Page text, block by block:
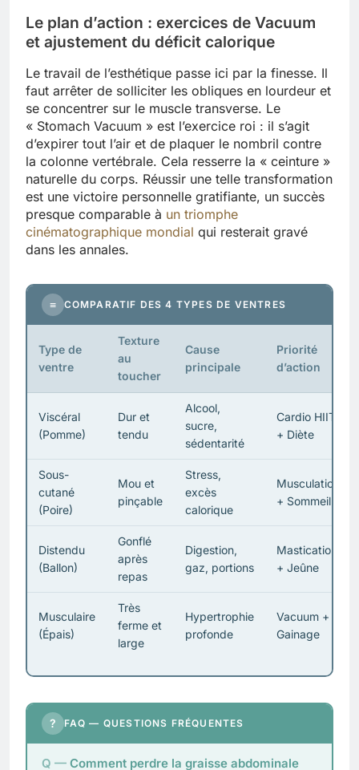
Le plan d’action : exercices de Vacuum
et ajustement du déficit calorique
Le travail de l’esthétique passe ici par la finesse. Il
faut arrêter de solliciter les obliques en lourdeur et
se concentrer sur le muscle transverse. Le
« Stomach Vacuum » est l’exercice roi : il s’agit
d’expirer tout l’air et de plaquer le nombril contre
la colonne vertébrale. Cela resserre la « ceinture »
naturelle du corps. Réussir une telle transformation
est une victoire personnelle gratifiante, un succès
presque comparable à un triomphe
cinématographique mondial qui resterait gravé
dans les annales.
≡ COMPARATIF DES 4 TYPES DE VENTRES
Type de
ventre
Texture
au
toucher
Cause
principale
Priorité
d’action
Viscéral
(Pomme)
Dur et
tendu
Alcool,
sucre,
sédentarité
Cardio HIIT
+ Diète
Sous-
cutané
(Poire)
Mou et
pinçable
Stress,
excès
calorique
Musculation
+ Sommeil
Distendu
(Ballon)
Gonflé
après
repas
Digestion,
gaz, portions
Mastication
+ Jeûne
Musculaire
(Épais)
Très
ferme et
large
Hypertrophie
profonde
Vacuum +
Gainage
? FAQ — QUESTIONS FRÉQUENTES
Comment perdre la graisse abdominale